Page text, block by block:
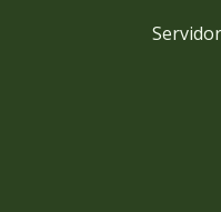
Servidor